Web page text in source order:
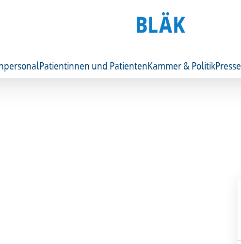
Patientinnen und PatientenKammer & PolitikPresse